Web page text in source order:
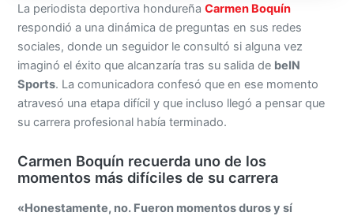
La periodista deportiva hondureñaCarmen Boquín
respondió a una dinámica de preguntas en sus redes
sociales, donde un seguidor le consultó si alguna vez
imaginó el éxito que alcanzaría tras su salida de beIN
Sports. La comunicadora confesó que en ese momento
atravesó una etapa difícil y que incluso llegó a pensar que
su carrera profesional había terminado.
Carmen Boquín recuerda uno de los
momentos más difíciles de su carrera
«Honestamente, no. Fueron momentos duros y sí